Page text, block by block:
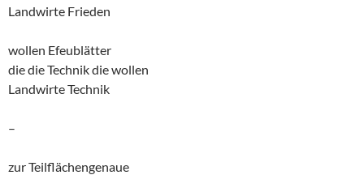
Landwirte Frieden
wollen Efeublätter
die die Technik die wollen
Landwirte Technik
–
zur Teilflächengenaue